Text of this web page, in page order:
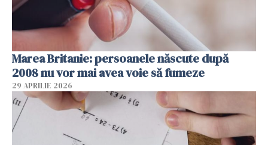
Marea Britanie: persoanele născute după
2008 nu vor mai avea voie să fumeze
29 APRILIE 2026